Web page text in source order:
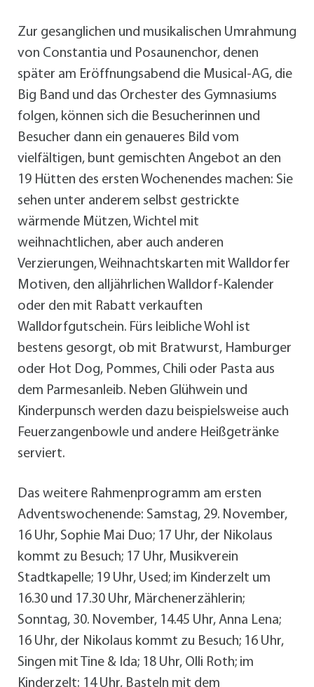
Zur gesanglichen und musikalischen Umrahmung
von Constantia und Posaunenchor, denen
später am Eröffnungsabend die Musical-AG, die
Big Band und das Orchester des Gymnasiums
folgen, können sich die Besucherinnen und
Besucher dann ein genaueres Bild vom
vielfältigen, bunt gemischten Angebot an den
19 Hütten des ersten Wochenendes machen: Sie
sehen unter anderem selbst gestrickte
wärmende Mützen, Wichtel mit
weihnachtlichen, aber auch anderen
Verzierungen, Weihnachtskarten mit Walldorfer
Motiven, den alljährlichen Walldorf-Kalender
oder den mit Rabatt verkauften
Walldorfgutschein. Fürs leibliche Wohl ist
bestens gesorgt, ob mit Bratwurst, Hamburger
oder Hot Dog, Pommes, Chili oder Pasta aus
dem Parmesanleib. Neben Glühwein und
Kinderpunsch werden dazu beispielsweise auch
Feuerzangenbowle und andere Heißgetränke
serviert.
Das weitere Rahmenprogramm am ersten
Adventswochenende: Samstag, 29. November,
16 Uhr, Sophie Mai Duo; 17 Uhr, der Nikolaus
kommt zu Besuch; 17 Uhr, Musikverein
Stadtkapelle; 19 Uhr, Used; im Kinderzelt um
16.30 und 17.30 Uhr, Märchenerzählerin;
Sonntag, 30. November, 14.45 Uhr, Anna Lena;
16 Uhr, der Nikolaus kommt zu Besuch; 16 Uhr,
Singen mit Tine & Ida; 18 Uhr, Olli Roth; im
Kinderzelt: 14 Uhr, Basteln mit dem